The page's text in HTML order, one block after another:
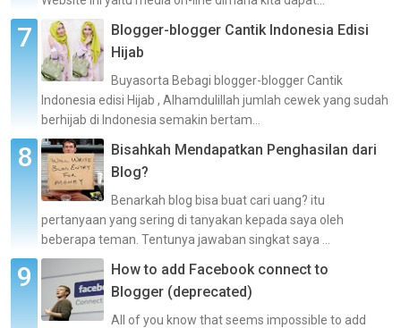
Blogger-blogger Cantik Indonesia Edisi
Hijab
Buyasorta Bebagi blogger-blogger Cantik
Indonesia edisi Hijab , Alhamdulillah jumlah cewek yang sudah
berhijab di Indonesia semakin bertam...
Bisahkah Mendapatkan Penghasilan dari
Blog?
Benarkah blog bisa buat cari uang? itu
pertanyaan yang sering di tanyakan kepada saya oleh
beberapa teman. Tentunya jawaban singkat saya ...
How to add Facebook connect to
Blogger (deprecated)
All of you know that seems impossible to add